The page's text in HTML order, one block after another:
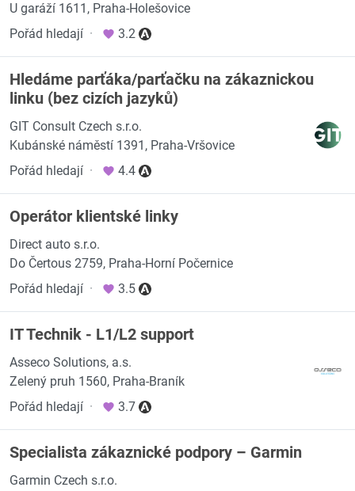
U garáží 1611, Praha-Holešovice
Pořád hledají · 3.2
Hledáme parťáka/parťačku na zákaznickou
linku (bez cizích jazyků)
GIT Consult Czech s.r.o.
Kubánské náměstí 1391, Praha-Vršovice
Pořád hledají · 4.4
Operátor klientské linky
Direct auto s.r.o.
Do Čertous 2759, Praha-Horní Počernice
Pořád hledají · 3.5
IT Technik - L1/L2 support
Asseco Solutions, a.s.
Zelený pruh 1560, Praha-Braník
Pořád hledají · 3.7
Specialista zákaznické podpory – Garmin
Garmin Czech s.r.o.